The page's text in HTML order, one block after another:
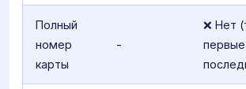
Полный
номер
карты
-
❌ Нет